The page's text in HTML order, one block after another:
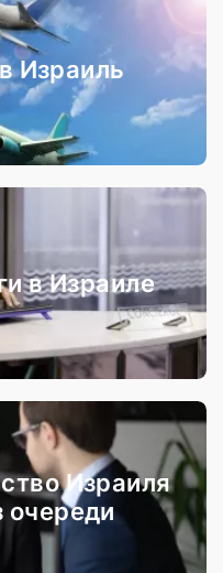
Израиль
в Израиле
Израиля
очереди